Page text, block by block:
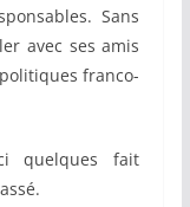
Sans
avec ses amis
franco-
quelques fait